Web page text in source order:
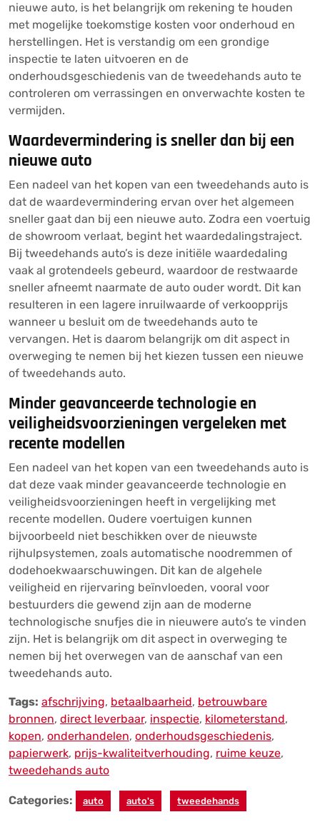
nieuwe auto, is het belangrijk om rekening te houden
met mogelijke toekomstige kosten voor onderhoud en
herstellingen. Het is verstandig om een grondige
inspectie te laten uitvoeren en de
onderhoudsgeschiedenis van de tweedehands auto te
controleren om verrassingen en onverwachte kosten te
vermijden.
Waardevermindering is sneller dan bij een
nieuwe auto
Een nadeel van het kopen van een tweedehands auto is
dat de waardevermindering ervan over het algemeen
sneller gaat dan bij een nieuwe auto. Zodra een voertuig
de showroom verlaat, begint het waardedalingstraject.
Bij tweedehands auto’s is deze initiële waardedaling
vaak al grotendeels gebeurd, waardoor de restwaarde
sneller afneemt naarmate de auto ouder wordt. Dit kan
resulteren in een lagere inruilwaarde of verkoopprijs
wanneer u besluit om de tweedehands auto te
vervangen. Het is daarom belangrijk om dit aspect in
overweging te nemen bij het kiezen tussen een nieuwe
of tweedehands auto.
Minder geavanceerde technologie en
veiligheidsvoorzieningen vergeleken met
recente modellen
Een nadeel van het kopen van een tweedehands auto is
dat deze vaak minder geavanceerde technologie en
veiligheidsvoorzieningen heeft in vergelijking met
recente modellen. Oudere voertuigen kunnen
bijvoorbeeld niet beschikken over de nieuwste
rijhulpsystemen, zoals automatische noodremmen of
dodehoekwaarschuwingen. Dit kan de algehele
veiligheid en rijervaring beïnvloeden, vooral voor
bestuurders die gewend zijn aan de moderne
technologische snufjes die in nieuwere auto’s te vinden
zijn. Het is belangrijk om dit aspect in overweging te
nemen bij het overwegen van de aanschaf van een
tweedehands auto.
Tags: afschrijving, betaalbaarheid, betrouwbare
bronnen, direct leverbaar, inspectie, kilometerstand,
kopen, onderhandelen, onderhoudsgeschiedenis,
papierwerk, prijs-kwaliteitverhouding, ruime keuze,
tweedehands auto
Categories: auto auto's tweedehands